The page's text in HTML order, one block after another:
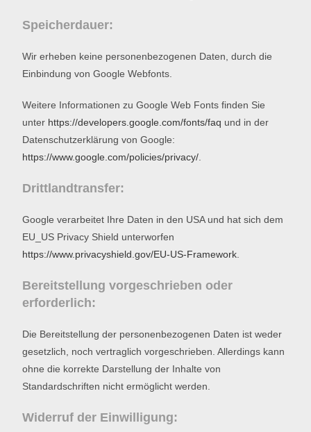
Speicherdauer:
Wir erheben keine personenbezogenen Daten, durch die
Einbindung von Google Webfonts.
Weitere Informationen zu Google Web Fonts finden Sie
unter https://developers.google.com/fonts/faq und in der
Datenschutzerklärung von Google:
https://www.google.com/policies/privacy/
Drittlandtransfer:
Google verarbeitet Ihre Daten in den USA und hat sich dem
EU_US Privacy Shield unterworfen
https://www.privacyshield.gov/EU-US-Framework
Bereitstellung vorgeschrieben oder
erforderlich:
Die Bereitstellung der personenbezogenen Daten ist weder
gesetzlich, noch vertraglich vorgeschrieben. Allerdings kann
ohne die korrekte Darstellung der Inhalte von
Standardschriften nicht ermöglicht werden.
Widerruf der Einwilligung: